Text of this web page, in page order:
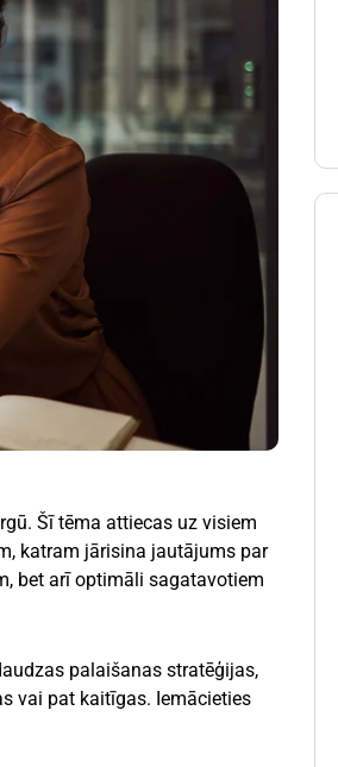
Šī tēma attiecas uz visiem
katram jārisina jautājums par
bet arī optimāli sagatavotiem
palaišanas stratēģijas,
vai pat kaitīgas. Iemācieties